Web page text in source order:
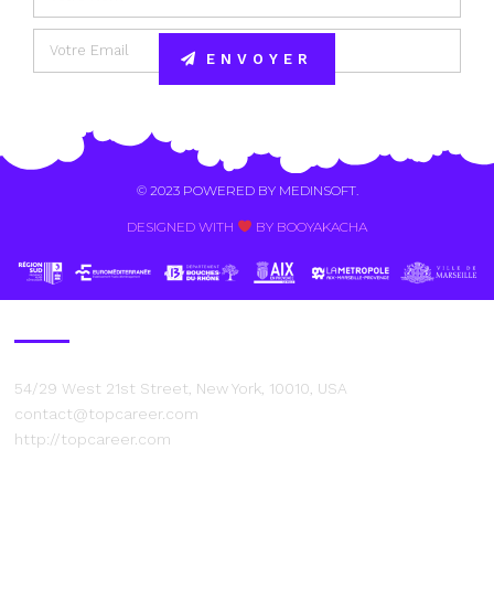
ENVOYER
© 2023 POWERED BY MEDINSOFT.
DESIGNED WITH BY BOOYAKACHA​
54/29 West 21st Street, New York, 10010, USA
contact@topcareer.com
http://topcareer.com